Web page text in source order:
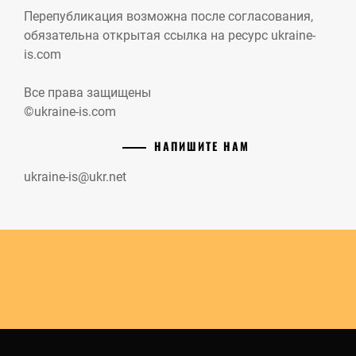
Перепубликация возможна после согласования,
обязательна открытая ссылка на ресурс ukraine-
is.com
Все права защищены
©ukraine-is.com
НАПИШИТЕ НАМ
ukraine-is@ukr.net